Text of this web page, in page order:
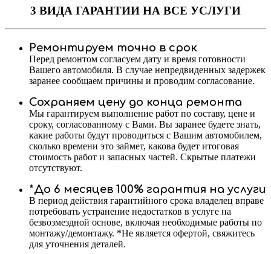
3 ВИДА ГАРАНТИИ НА ВСЕ УСЛУГИ
Ремонтируем точно в срок
Перед ремонтом согласуем дату и время готовности
Вашего автомобиля. В случае непредвиденных задержек
заранее сообщаем причины и проводим согласование.
Сохраняем цену до конца ремонта
Мы гарантируем выполнение работ по составу, цене и
сроку, согласованному с Вами. Вы заранее будете знать,
какие работы будут проводиться с Вашим автомобилем,
сколько времени это займет, какова будет итоговая
стоимость работ и запасных частей. Скрытые платежи
отсутствуют.
*До 6 месяцев 100% гарантия на услуги
В период действия гарантийного срока владелец вправе
потребовать устранение недостатков в услуге на
безвозмездной основе, включая необходимые работы по
монтажу/демонтажу. *Не является офертой, свяжитесь
для уточнения деталей.